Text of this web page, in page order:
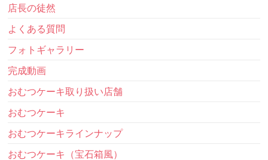
店長の徒然
よくある質問
フォトギャラリー
完成動画
おむつケーキ取り扱い店舗
おむつケーキ
おむつケーキラインナップ
おむつケーキ（宝石箱風）